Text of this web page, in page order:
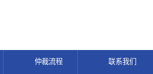
仲裁流程 联系我们